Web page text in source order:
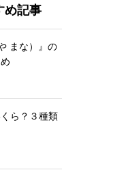
め記事
まな）』の
ら？３種類